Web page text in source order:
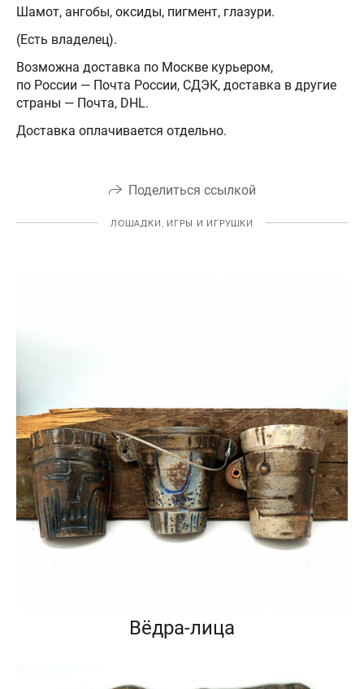
Шамот, ангобы, оксиды, пигмент, глазури.
(Есть владелец).
Возможна доставка по Москве курьером,
по России — Почта России, СДЭК, доставка в другие
страны — Почта, DHL.
Доставка оплачивается отдельно.
Поделиться ссылкой
ЛОШАДКИ, ИГРЫ И ИГРУШКИ
Вёдра-лица